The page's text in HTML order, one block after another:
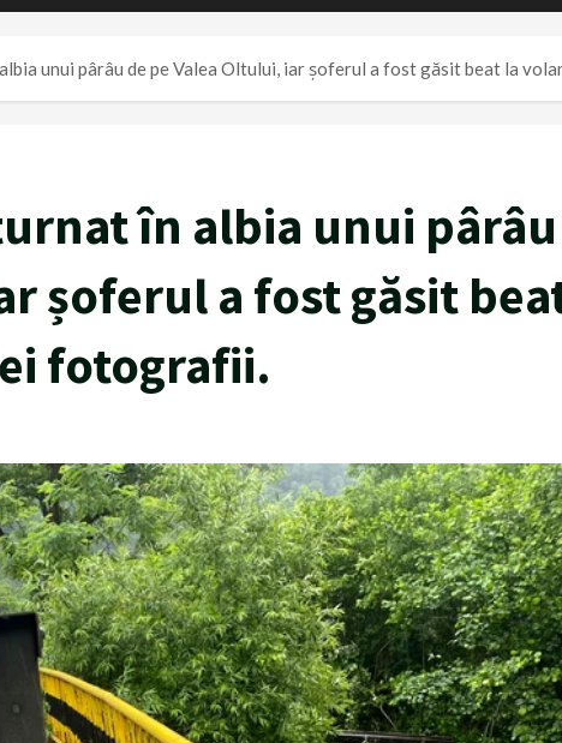
unui pârâu de pe Valea Oltului, iar șoferul a fost găsit beat la
în albia unui pârâu
șoferul a fost găsit
fotografii.